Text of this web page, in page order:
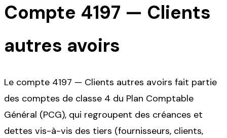
Compte 4197 — Clients
autres avoirs
Le compte 4197 — Clients autres avoirs fait partie
des comptes de classe 4 du Plan Comptable
Général (PCG), qui regroupent des créances et
dettes vis-à-vis des tiers (fournisseurs, clients,